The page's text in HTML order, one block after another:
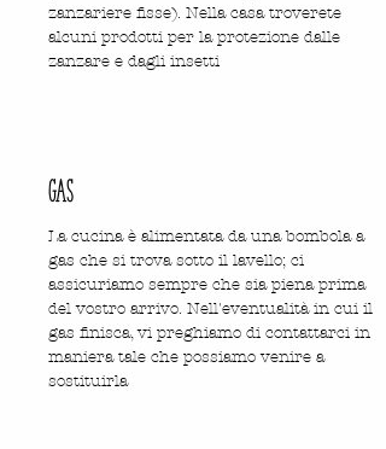
zanzariere fisse). Nella casa troverete
alcuni prodotti per la protezione dalle
zanzare e dagli insetti
gas
La cucina è alimentata da una bombola a
gas che si trova sotto il lavello; ci
assicuriamo sempre che sia piena prima
del vostro arrivo. Nell'eventualità in cui il
gas finisca, vi preghiamo di contattarci in
maniera tale che possiamo venire a
sostituirla